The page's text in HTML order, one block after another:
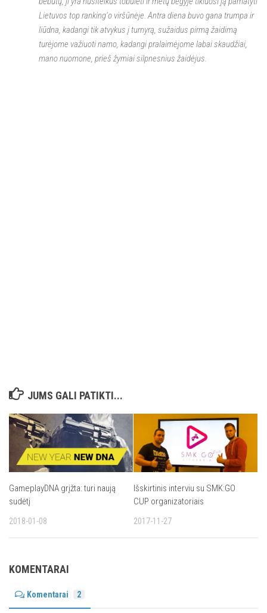
Lietuvos top ranking‘o viršūnėje. Antra diena buvo gana trumpa ir
liūdna, kadangi tik atvykus į turnyrą, sužaidus pirmą žaidimą
turėjome važiuoti namo, kadangi pralaimėjome labai skaudžiai,
mano nuomone, prieš žymiai silpnesnius žaidėjus.
JUMS GALI PATIKTI...
GameplayDNA grįžta: turi naują
sudėtį
2018-01-08
Išskirtinis interviu su SMK:GO
CUP organizatoriais
2017-11-27
KOMENTARAI
Komentarai 2